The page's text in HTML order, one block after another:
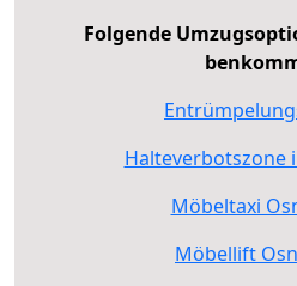
Folgende
Halteverbotszone
Möbeltaxi
Möbellift